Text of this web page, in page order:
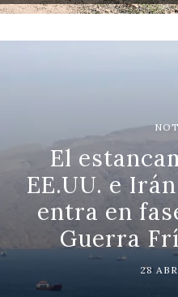
El
EE.UU. e
entra en
Guerra
28